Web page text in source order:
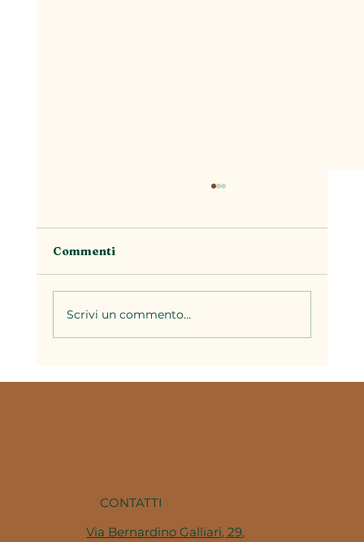
Commenti
Scrivi un commento...
CONTATTI
Via Bernardino Galliari, 29,